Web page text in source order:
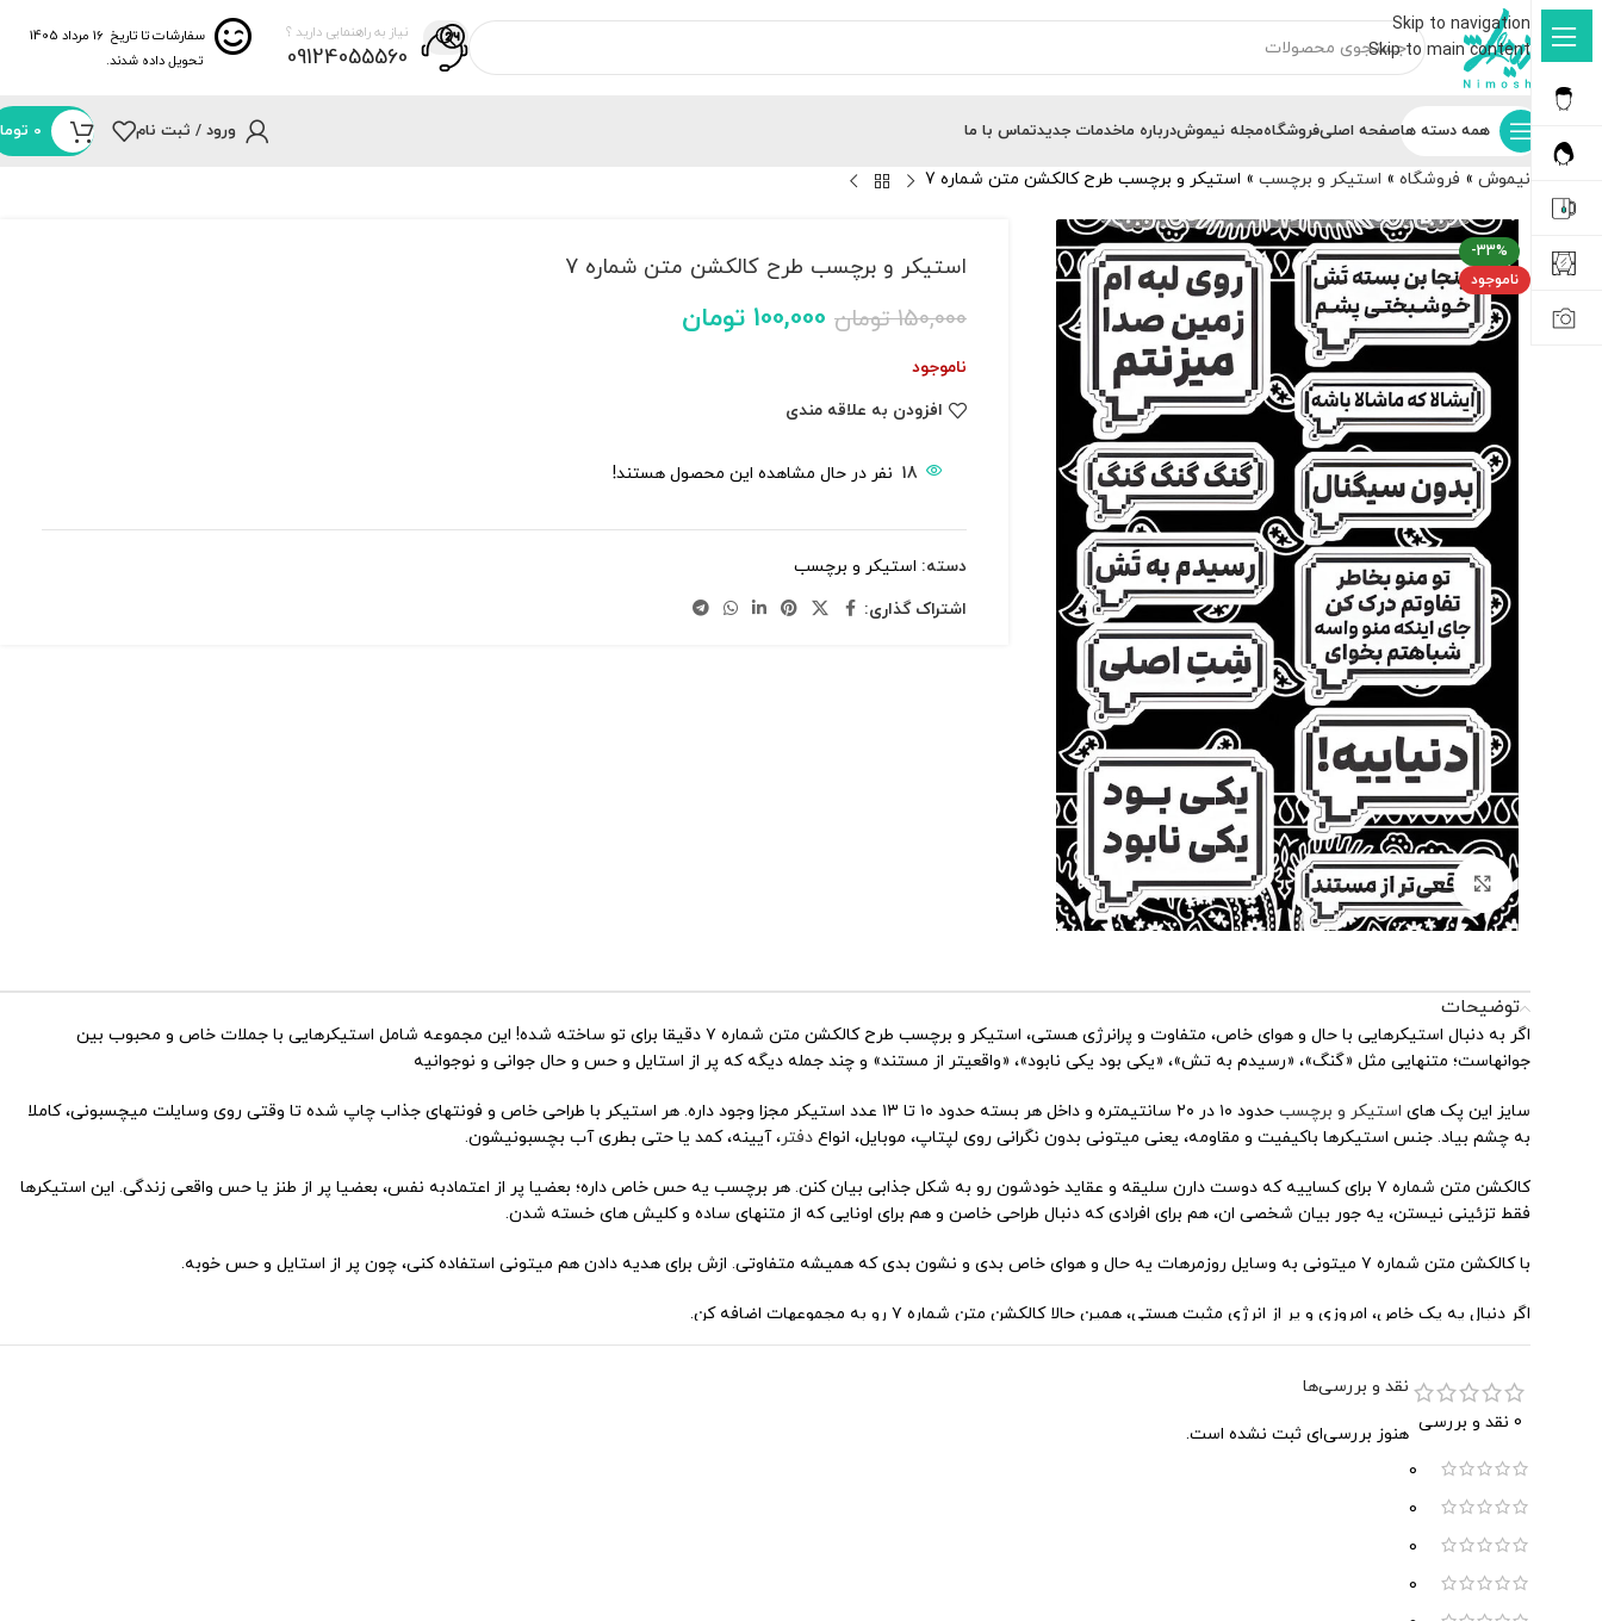
Skip to navigation
Skip to main content
نیاز به راهنمایی دارید ؟
09124055560
سفارشات تا تاریخ 16 مرداد 1405
تحویل داده شدند.
همه دسته هاصفحه اصلیفروشگاهمجله نیموشدرباره ماخدمات جدیدتماس با ما ورود / ثبت نام 0
نیموش » فروشگاه » استیکر و برچسب » استیکر و برچسب طرح کالکشن متن شماره 7
-33%
ناموجود
بزرگنمایی تصویر
استیکر و برچسب طرح کالکشن متن شماره 7
150,000 تومان 100,000 تومان
ناموجود
افزودن به علاقه مندی
18 نفر در حال مشاهده این محصول هستند!
دسته: استیکر و برچسب
اشتراک گذاری:
توضیحات
اگر به دنبال استیکرهایی با حال و هوای خاص، متفاوت و پرانرژی هستی، استیکر و برچسب طرح کالکشن متن شماره ۷ دقیقا برای تو ساخته شده! این مجموعه شامل استیکرهایی با جملات خاص و محبوب بین
جوانهاست؛ متنهایی مثل «گنگ»، «رسیدم به تش»، «یکی بود یکی نابود»، «واقعیتر از مستند» و چند جمله دیگه که پر از استایل و حس و حال جوانی و نوجوانیه
سایز این پک های استیکر و برچسب
حدود ۱۰ در ۲۰ سانتیمتره و داخل هر بسته حدود ۱۰ تا ۱۳ عدد استیکر مجزا وجود داره. هر استیکر با طراحی خاص و فونتهای جذاب چاپ شده تا وقتی روی وسایلت میچسبونی، کاملا
به چشم بیاد. جنس استیکرها باکیفیت و مقاومه، یعنی میتونی بدون نگرانی روی لپتاپ، موبایل، انواع دفتر، آیینه، کمد یا حتی بطری آب بچسبونیشون.
کالکشن متن شماره ۷ برای کساییه که دوست دارن سلیقه و عقاید خودشون رو به شکل جذابی بیان کنن. هر برچسب یه حس خاص داره؛ بعضیا پر از اعتمادبه نفس، بعضیا پر از طنز یا حس واقعی زندگی. این استیکرها
فقط تزئینی نیستن، یه جور بیان شخصی ان، هم برای افرادی که دنبال طراحی خاصن و هم برای اونایی که از متنهای ساده و کلیش های خسته شدن.
با کالکشن متن شماره ۷ میتونی به وسایل روزمرهات یه حال و هوای خاص بدی و نشون بدی که همیشه متفاوتی. ازش برای هدیه دادن هم میتونی استفاده کنی، چون پر از استایل و حس خوبه.
اگر دنبال یه پک خاص، امروزی و پر از انرژی مثبت هستی، همین حالا کالکشن متن شماره ۷ رو به مجموعهات اضافه کن.
0 نقد و بررسی
0
0
0
0
نقد و بررسی‌ها
هنوز بررسی‌ای ثبت نشده است.